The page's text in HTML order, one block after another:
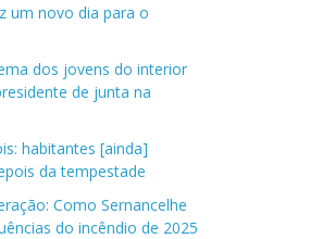
um novo dia para o
dos jovens do interior
de junta na
habitantes [ainda]
da tempestade
Como Sernancelhe
do incêndio de 2025